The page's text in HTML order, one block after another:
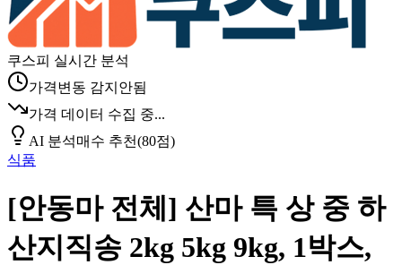
쿠스피 실시간 분석
가격변동 감지안됨
가격 데이터 수집 중...
AI 분석매수 추천(80점)
식품
[안동마 전체] 산마 특 상 중 하
산지직송 2kg 5kg 9kg, 1박스,